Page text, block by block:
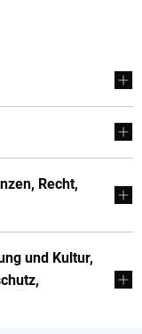
Recht,
und Kultur,